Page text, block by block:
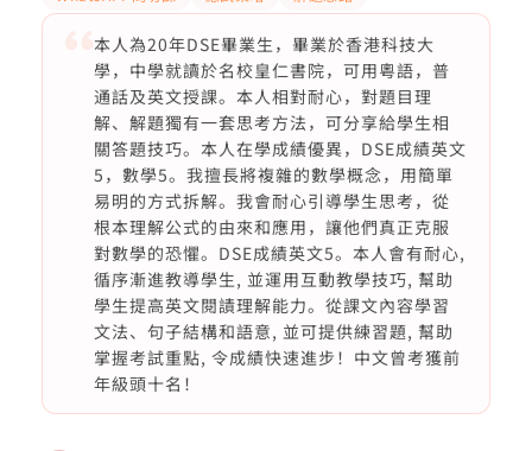
本人為20年DSE畢業生，畢業於香港科技大
學，中學就讀於名校皇仁書院，可用粵語，普
通話及英文授課。本人相對耐心，對題目理
解、解題獨有一套思考方法，可分享給學生相
關答題技巧。本人在學成績優異，DSE成績英文
5，數學5。我擅長將複雜的數學概念，用簡單
易明的方式拆解。我會耐心引導學生思考，從
根本理解公式的由來和應用，讓他們真正克服
對數學的恐懼。DSE成績英文5。本人會有耐心,
循序漸進教導學生, 並運用互動教學技巧, 幫助
學生提高英文閱謮理解能力。從課文內容學習
文法、句子結構和語意, 並可提供練習題, 幫助
掌握考試重點, 令成績快速進步！中文曾考獲前
年級頭十名！